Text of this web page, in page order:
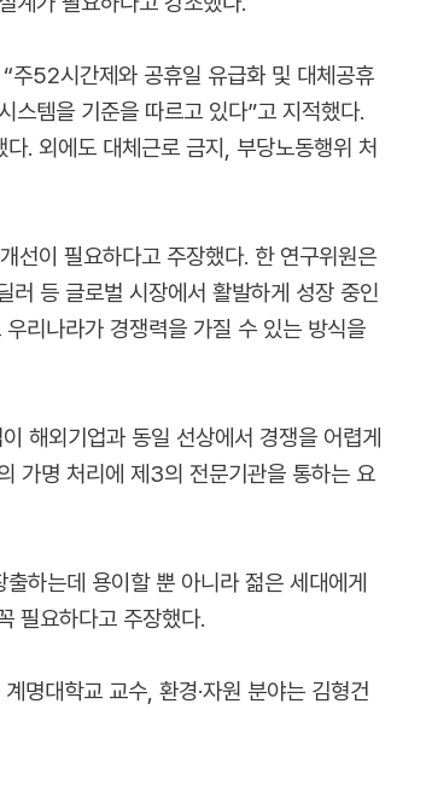
주52시간제와 공휴일 유급화 및 대체공휴
스템을 기준을 따르고 있다”고 지적했다.
. 외에도 대체근로 금지, 부당노동행위 처
선이 필요하다고 주장했다. 한 연구위원은
러 등 글로벌 시장에서 활발하게 성장 중인
리나라가 경쟁력을 가질 수 있는 방식을
해외기업과 동일 선상에서 경쟁을 어렵게
가명 처리에 제3의 전문기관을 통하는 요
하는데 용이할 뿐 아니라 젊은 세대에게
필요하다고 주장했다.
명대학교 교수, 환경·자원 분야는 김형건